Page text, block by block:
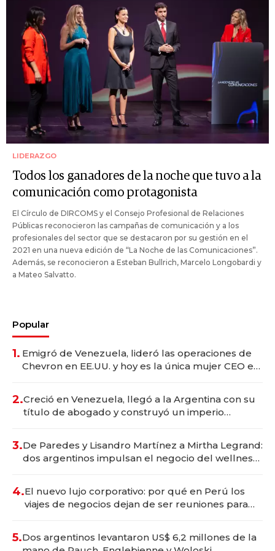
LIDERAZGO
Todos los ganadores de la noche que tuvo a la
comunicación como protagonista
El Círculo de DIRCOMS y el Consejo Profesional de Relaciones
Públicas reconocieron las campañas de comunicación y a los
profesionales del sector que se destacaron por su gestión en el
2021 en una nueva edición de “La Noche de las Comunicaciones”.
Además, se reconocieron a Esteban Bullrich, Marcelo Longobardi y
a Mateo Salvatto.
Popular
1. Emigró de Venezuela, lideró las operaciones de
Chevron en EE.UU. y hoy es la única mujer CEO en
2.Creció en Venezuela, llegó a la Argentina con su
título de abogado y construyó un imperio
3.De Paredes y Lisandro Martínez a Mirtha Legrand:
dos argentinos impulsan el negocio del wellness
4.El nuevo lujo corporativo: por qué en Perú los
viajes de negocios dejan de ser reuniones para
5.Dos argentinos levantaron US$ 6,2 millones de la